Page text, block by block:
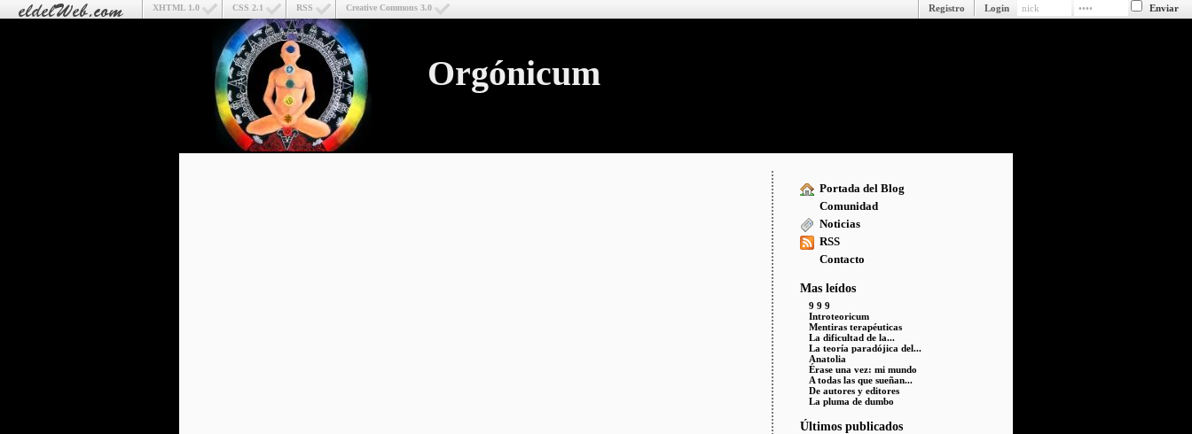
Creative Commons 3.0
RSS
CSS 2.1
XHTML 1.0 Login
Registro
Orgónicum
Portada del Blog
Comunidad
Noticias
RSS
Contacto
Mas leídos
9 9 9
Introteoricum
Mentiras terapéuticas
La dificultad de la...
La teoría paradójica del...
Anatolia
Érase una vez: mi mundo
A todas las que sueñan...
De autores y editores
La pluma de dumbo
Últimos publicados